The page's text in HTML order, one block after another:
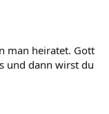
man heiratet. Gott
und dann wirst du